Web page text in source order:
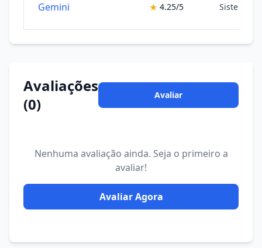
Gemini ★ 4.25/5 Sistemas
Avaliações
(0)
Avaliar
Nenhuma avaliação ainda. Seja o primeiro a
avaliar!
Avaliar Agora